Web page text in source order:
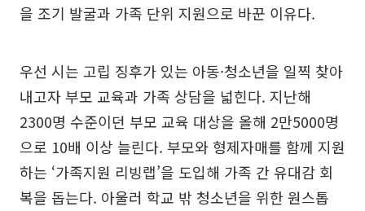
을 조기 발굴과 가족 단위 지원으로 바꾼 이유다.
우선 시는 고립 징후가 있는 아동·청소년을 일찍 찾아
내고자 부모 교육과 가족 상담을 넓힌다. 지난해
2300명 수준이던 부모 교육 대상을 올해 2만5000명
으로 10배 이상 늘린다. 부모와 형제자매를 함께 지원
하는 ‘가족지원 리빙랩’을 도입해 가족 간 유대감 회
복을 돕는다. 아울러 학교 밖 청소년을 위한 원스톱